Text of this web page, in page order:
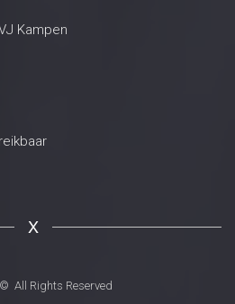
Kampen
X
© All Rights Reserved